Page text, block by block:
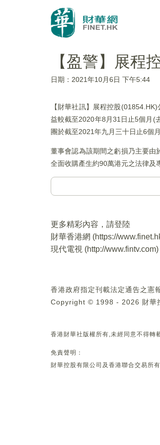
【盈警】展程
日期：2021年10月6日 下午5:44
【財華社訊】展程控股
益較截至2020年8月31日止5個月(
團於截至2021年九月三十日止6個
董事會認為該期間之虧損乃主要由
全面收購產生約90萬港元之法律及
更多精彩內容，請登陸
財華香港網 (https://
現代電視 (http://www.fintv.com)
香港政府指定刊載法定通告之憲
Copyright © 1998 - 2026 財華
香港財華社版權所有,未經同意不得轉
免責聲明：
財華控股有限公司及香港聯合交易所